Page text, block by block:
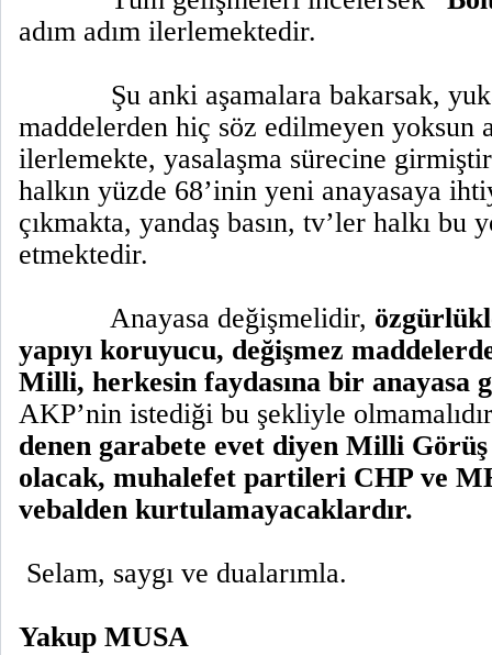
adım adım ilerlemektedir.
Şu anki aşamalara bakarsak,
maddelerden hiç söz edilmeyen yoksun
ilerlemekte, yasalaşma sürecine
halkın yüzde 68’inin yeni anayasaya
çıkmakta, yandaş basın, tv’ler halkı bu
etmektedir.
Anayasa değişmelidir,
yapıyı koruyucu, değişmez
Milli, herkesin faydasına bir anayasa
AKP’nin istediği bu şekliyle
denen garabete evet diyen Milli
olacak, muhalefet partileri CHP ve
vebalden kurtulamayacaklardır.
Selam, saygı ve dualarımla.
Yakup MUSA